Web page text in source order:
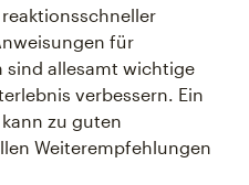
für
sind allesamt wichtige
verbessern. Ein
zu guten
Weiterempfehlungen